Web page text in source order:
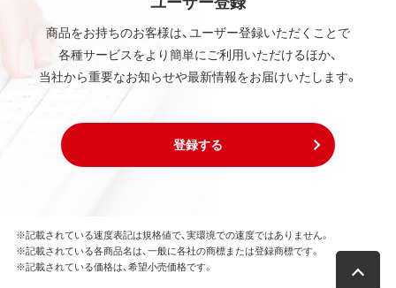
商品をお持ちのお客様は、ユーザー登録いただくことで
各種サービスをより簡単にご利用いただけるほか、
当社から重要なお知らせや最新情報をお届けいたします。
登録する
※記載されている速度表記は規格値で、実環境での速度ではありません。
※記載されている各商品名は、一般に各社の商標または登録商標です。
※記載されている価格は、希望小売価格です。